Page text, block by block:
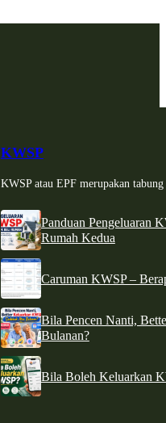
KWSP
KWSP atau EPF merupakan
Panduan Pengeluaran
Rumah Kedua
Caruman KWSP –
Bila Pencen Nanti,
Bulanan?
Bila Boleh Keluarkan